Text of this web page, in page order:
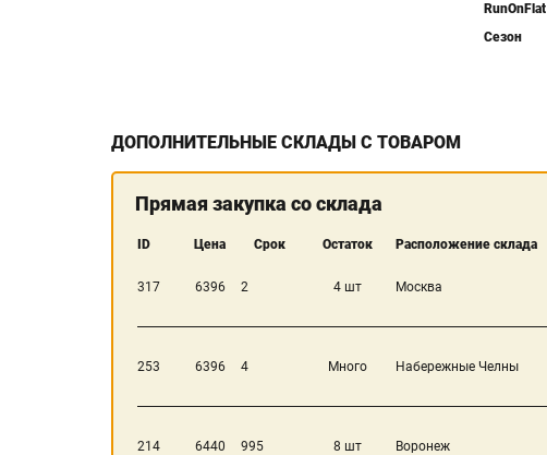
RunOnFlat
Сезон
ДОПОЛНИТЕЛЬНЫЕ СКЛАДЫ С ТОВАРОМ
Прямая закупка со склада
ID Цена Срок Остаток Расположение склада
317 6396 2 4 шт Москва
253 6396 4 Много Набережные Челны
214 6440 995 8 шт Воронеж